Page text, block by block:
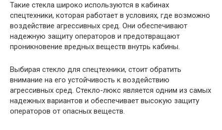
Такие стекла широко используются в кабинах
спецтехники, которая работает в условиях, где возможно
воздействие агрессивных сред. Они обеспечивают
надежную защиту операторов и предотвращают
проникновение вредных веществ внутрь кабины.
Выбирая стекло для спецтехники, стоит обратить
внимание на его устойчивость к воздействию
агрессивных сред. Стекло-люкс является одним из самых
надежных вариантов и обеспечивает высокую защиту
операторов от опасных веществ.